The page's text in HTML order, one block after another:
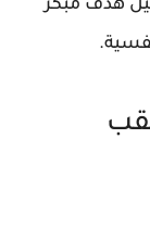
هدف مبكر